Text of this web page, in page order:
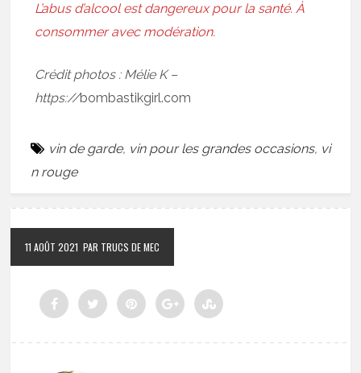
L’abus d’alcool est dangereux pour la santé. À
consommer avec modération.
Crédit photos : Mélie K –
https://bombastikgirl.com
vin de garde, vin pour les grandes occasions, vi
n rouge
11 AOÛT 2021 PAR TRUCS DE MEC